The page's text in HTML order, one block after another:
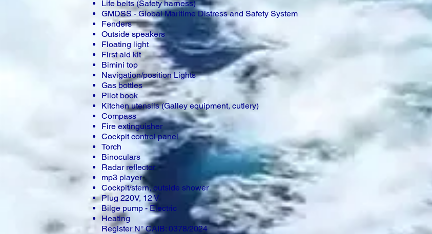
Life belts (Safety harness)
GMDSS - Global Maritime Distress and Safety System
Fenders
Outside speakers
Floating light
First aid kit
Bimini top
Navigation/position Lights
Gas bottles
Pilot book
Kitchen utensils (Galley equipment, cutlery)
Compass
Fire extinguisher
Cockpit control panel
Torch
Binoculars
Radar reflector
mp3 player
Cockpit/stern, outside shower
Plug 220V, 12 V
Bilge pump - Electric
Heating
Register N° CAIB: 0378/2024